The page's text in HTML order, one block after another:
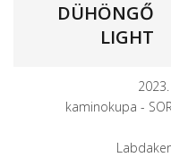
DÜHÖNGŐ
LIGHT
kaminokupa -